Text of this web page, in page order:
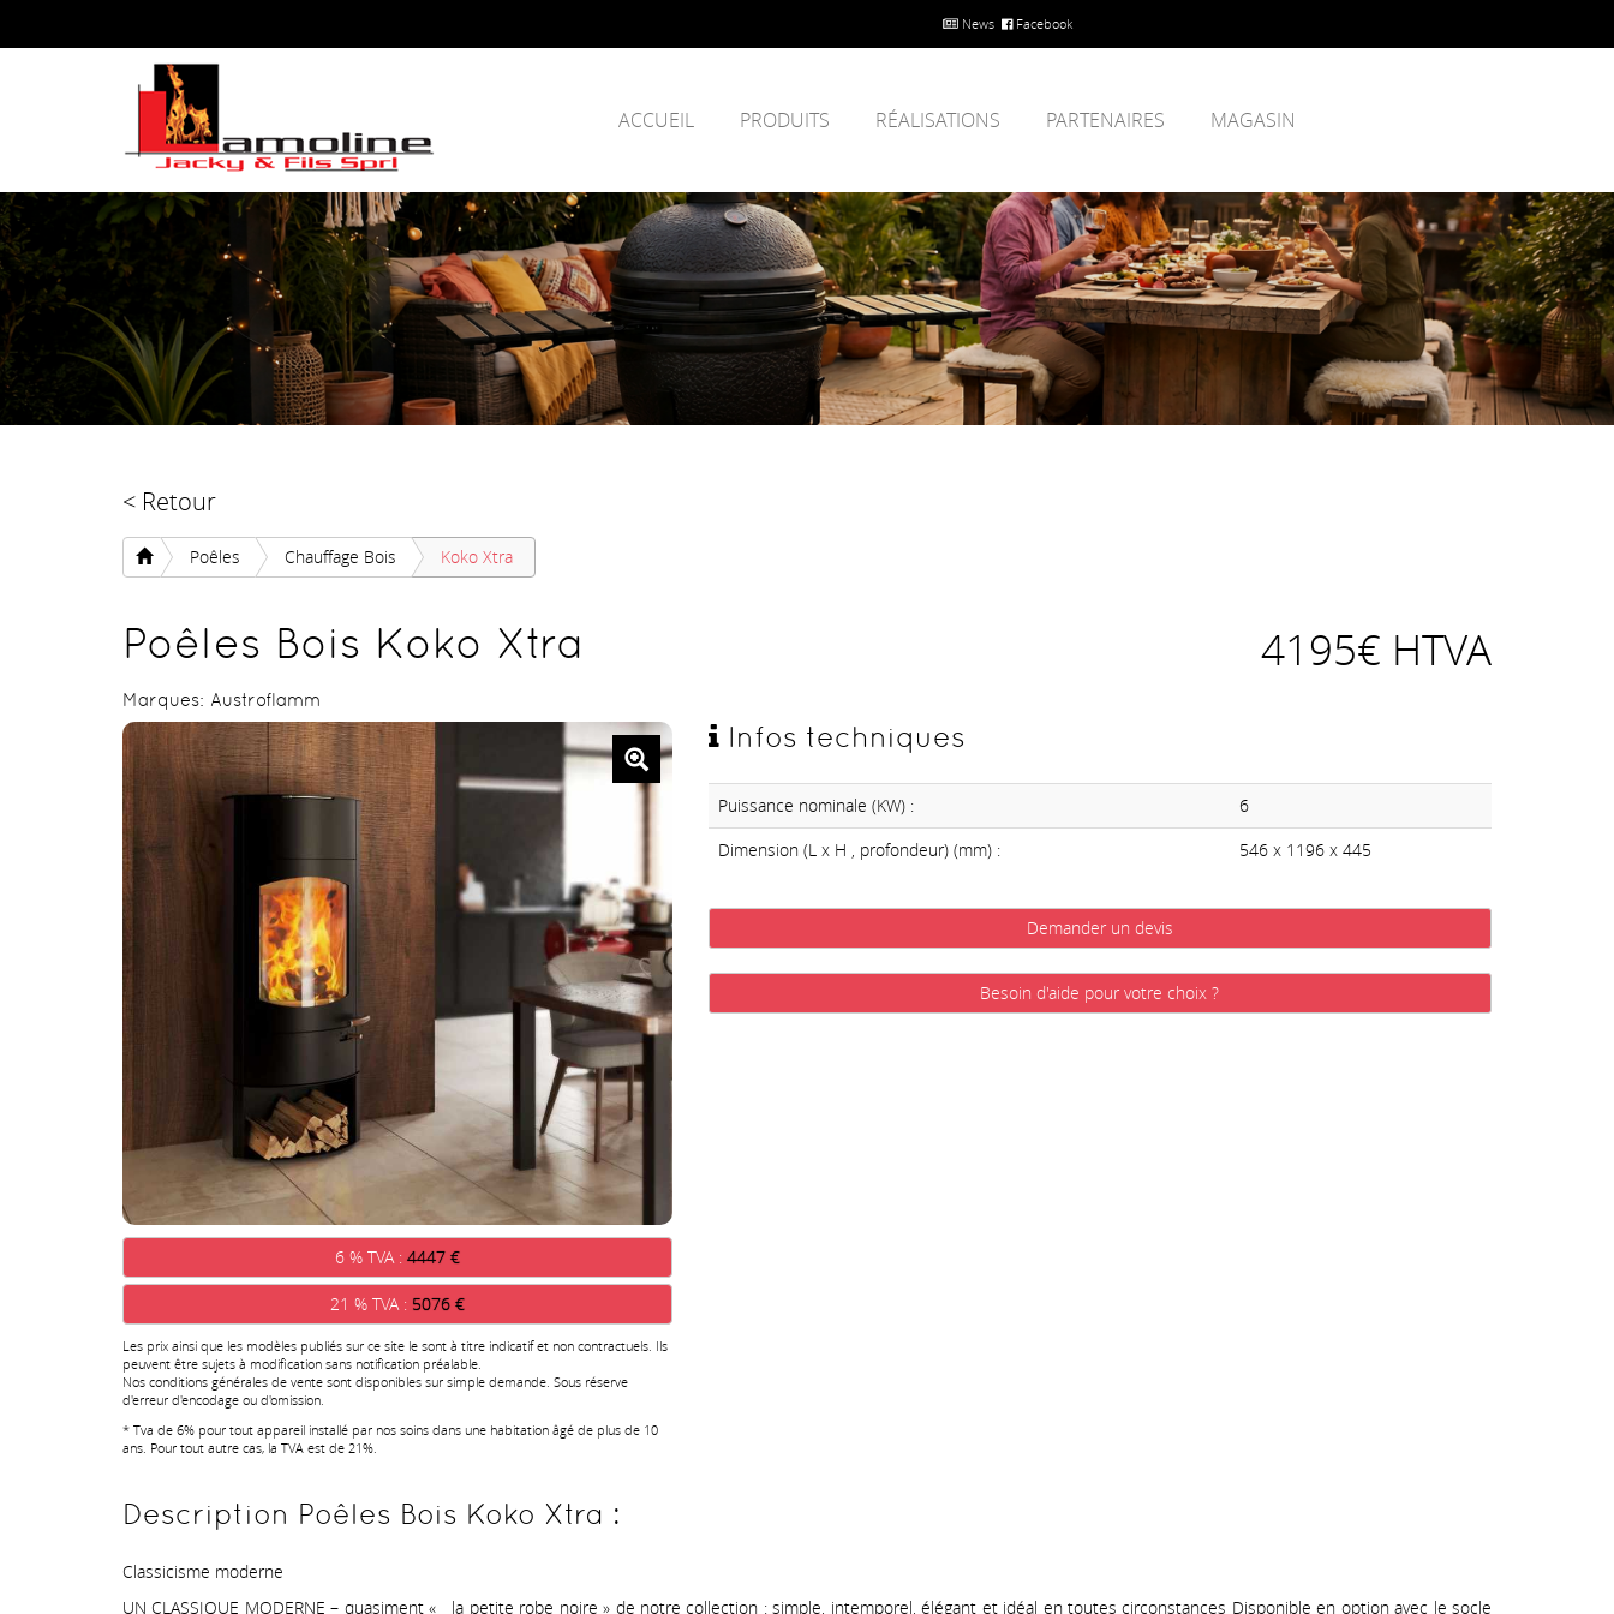
News Facebook
ACCUEIL PRODUITS RÉALISATIONS PARTENAIRES MAGASIN
< Retour
Poêles Chauffage Bois Koko Xtra
Poêles Bois Koko Xtra
Marques: Austroflamm
6 % TVA : 4447 €
21 % TVA : 5076 €
Les prix ainsi que les modèles publiés sur ce site le sont à titre indicatif et non contractuels. Ils
peuvent être sujets à modification sans notification préalable.
Nos conditions générales de vente sont disponibles sur simple demande. Sous réserve
d'erreur d'encodage ou d'omission.
* Tva de 6% pour tout appareil installé par nos soins dans une habitation âgé de plus de 10
ans. Pour tout autre cas, la TVA est de 21%.
4195€ HTVA
Infos techniques
Puissance nominale (KW) :
6
Dimension (L x H , profondeur) (mm) :
546 x 1196 x 445
Demander un devis
Besoin d'aide pour votre choix ?
Description Poêles Bois Koko Xtra :
Classicisme moderne
UN CLASSIQUE MODERNE – quasiment « la petite robe noire » de notre collection : simple, intemporel, élégant et idéal en toutes circonstances Disponible en option avec le socle